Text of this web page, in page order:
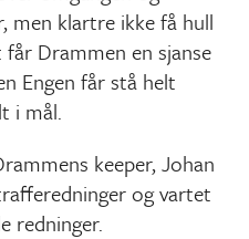
men klartre ikke få hull
Drammen en sjanse
Engen får stå helt
i mål.
keeper, Johan
og vartet
redninger.